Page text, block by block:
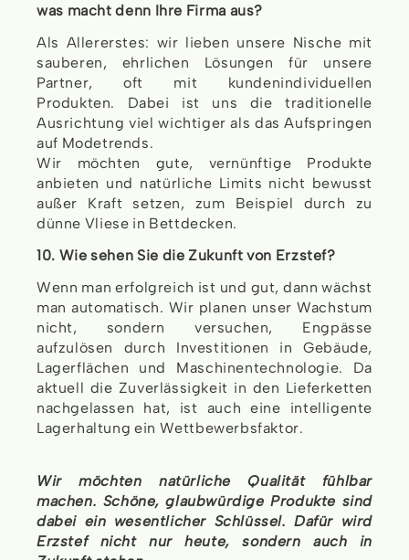
was macht denn Ihre Firma aus?
Als Allererstes: wir lieben unsere Nische mit
sauberen, ehrlichen Lösungen für unsere
Partner, oft mit kundenindividuellen
Produkten. Dabei ist uns die traditionelle
Ausrichtung viel wichtiger als das Aufspringen
auf Modetrends.
Wir möchten gute, vernünftige Produkte
anbieten und natürliche Limits nicht bewusst
außer Kraft setzen, zum Beispiel durch zu
dünne Vliese in Bettdecken.
10. Wie sehen Sie die Zukunft von Erzstef?
Wenn man erfolgreich ist und gut, dann wächst
man automatisch. Wir planen unser Wachstum
nicht, sondern versuchen, Engpässe
aufzulösen durch Investitionen in Gebäude,
Lagerflächen und Maschinentechnologie. Da
aktuell die Zuverlässigkeit in den Lieferketten
nachgelassen hat, ist auch eine intelligente
Lagerhaltung ein Wettbewerbsfaktor.
Wir möchten natürliche Qualität fühlbar
machen. Schöne, glaubwürdige Produkte sind
dabei ein wesentlicher Schlüssel. Dafür wird
Erzstef nicht nur heute, sondern auch in